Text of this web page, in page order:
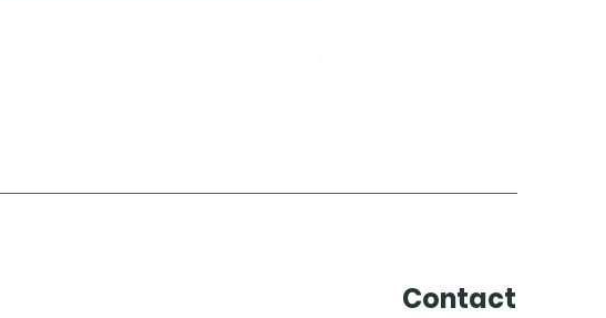
$2,200.00
Contact